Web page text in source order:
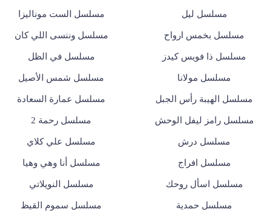
مسلسل ليل مسلسل الست موناليزا
مسلسل بخمس ارواح مسلسل وننسى اللي كان
مسلسل ذا فويس كيدز مسلسل في الظل
مسلسل مولانا مسلسل شمس الأصيل
مسلسل الهيبة رأس الجبل مسلسل عمارة السعادة
مسلسل رامز ليفل الوحش مسلسل رحمة 2
مسلسل درش مسلسل علي كلاي
مسلسل افراج مسلسل أنا وهي وهيا
مسلسل اسأل روحك مسلسل النويلاتي
مسلسل حمدية مسلسل سموم القيظ